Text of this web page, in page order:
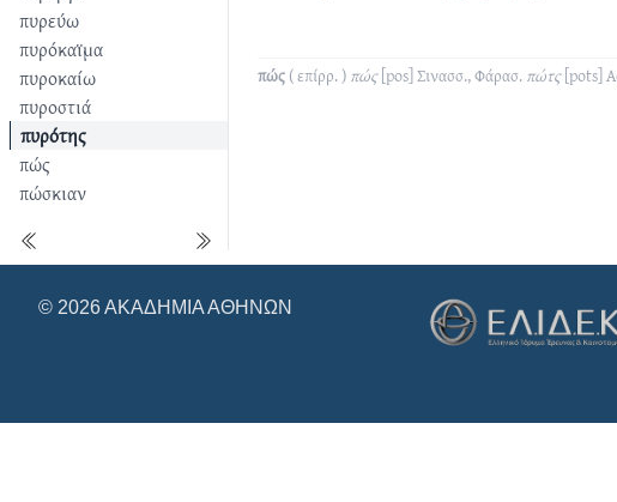
πυρεύω
πυρόκαϊμα
πυροκαίω
πυροστιά
πυρότης
πώς
πώσκιαν
πώς ( επίρρ. ) πώς [pos] Σινασσ., Φάρασ. πώτς [pots]
© 2026 ΑΚΑΔΗΜΊΑ ΑΘΗΝΏΝ